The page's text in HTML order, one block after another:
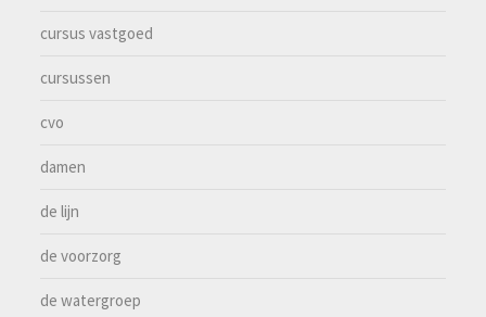
cursus vastgoed
cursussen
cvo
damen
de lijn
de voorzorg
de watergroep